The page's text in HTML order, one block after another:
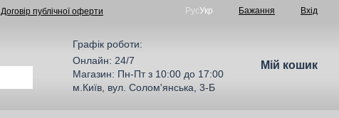
Договір публічної оферти РусУкр Бажання Вхід
Графік роботи:
Онлайн: 24/7
Магазин: Пн-Пт з 10:00 до 17:00
м.Київ, вул. Солом'янська, 3-Б
Мій кошик